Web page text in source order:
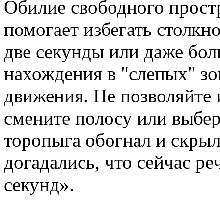
Обилие свободного
помогает избегать
две секунды или даже
нахождения в "слепых"
движения. Не
смените полосу или
торопыга обогнал и
догадались, что сейчас
секунд».